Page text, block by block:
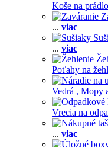
Koše na
... viac
... viac
Poťahy na
Vedrá , Mopy
Vrecia na
... viac